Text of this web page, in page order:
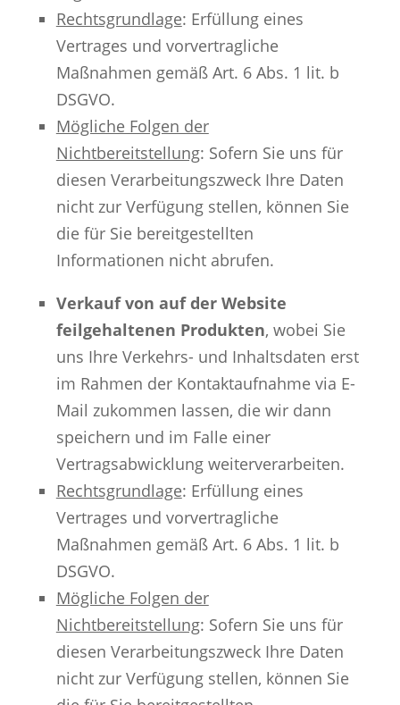
Rechtsgrundlage: Erfüllung eines
Vertrages und vorvertragliche
Maßnahmen gemäß Art. 6 Abs. 1 lit. b
DSGVO.
Mögliche Folgen der
Nichtbereitstellung: Sofern Sie uns für
diesen Verarbeitungszweck Ihre Daten
nicht zur Verfügung stellen, können Sie
die für Sie bereitgestellten
Informationen nicht abrufen.
Verkauf von auf der Website
feilgehaltenen Produkten, wobei Sie
uns Ihre Verkehrs- und Inhaltsdaten erst
im Rahmen der Kontaktaufnahme via E-
Mail zukommen lassen, die wir dann
speichern und im Falle einer
Vertragsabwicklung weiterverarbeiten.
Rechtsgrundlage: Erfüllung eines
Vertrages und vorvertragliche
Maßnahmen gemäß Art. 6 Abs. 1 lit. b
DSGVO.
Mögliche Folgen der
Nichtbereitstellung: Sofern Sie uns für
diesen Verarbeitungszweck Ihre Daten
nicht zur Verfügung stellen, können Sie